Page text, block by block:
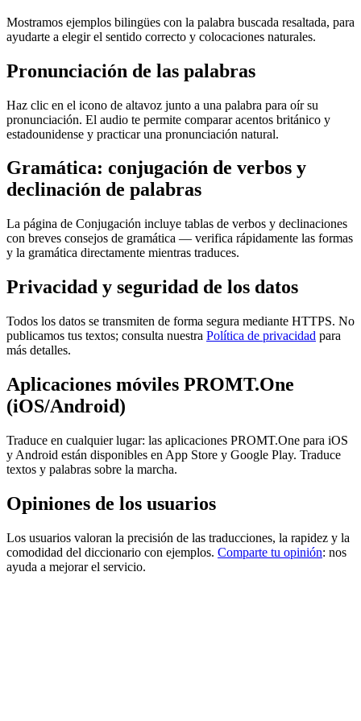
Mostramos ejemplos bilingües con la palabra buscada resaltada, para
ayudarte a elegir el sentido correcto y colocaciones naturales.
Pronunciación de las palabras
Haz clic en el icono de altavoz junto a una palabra para oír su
pronunciación. El audio te permite comparar acentos británico y
estadounidense y practicar una pronunciación natural.
Gramática: conjugación de verbos y
declinación de palabras
La página de Conjugación incluye tablas de verbos y declinaciones
con breves consejos de gramática — verifica rápidamente las formas
y la gramática directamente mientras traduces.
Privacidad y seguridad de los datos
Todos los datos se transmiten de forma segura mediante HTTPS. No
publicamos tus textos; consulta nuestra Política de privacidad para
más detalles.
Aplicaciones móviles PROMT.One
(iOS/Android)
Traduce en cualquier lugar: las aplicaciones PROMT.One para iOS
y Android están disponibles en App Store y Google Play. Traduce
textos y palabras sobre la marcha.
Opiniones de los usuarios
Los usuarios valoran la precisión de las traducciones, la rapidez y la
comodidad del diccionario con ejemplos. Comparte tu opinión: nos
ayuda a mejorar el servicio.